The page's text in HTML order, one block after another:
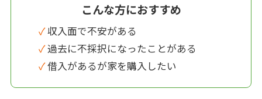
こんな方におすすめ
✓ 収入面で不安がある
✓ 過去に不採択になったことがある
✓ 借入があるが家を購入したい